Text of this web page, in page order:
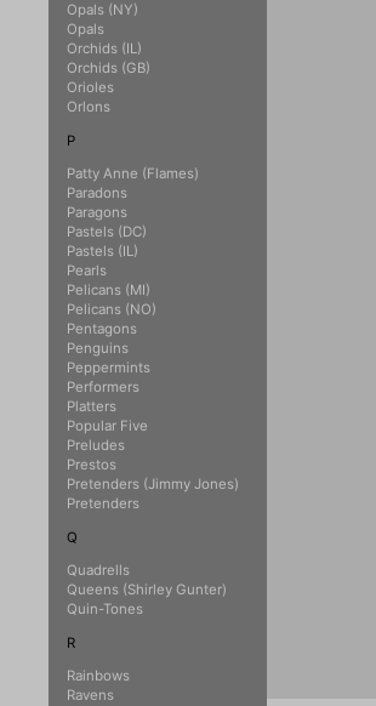
Opals (NY)
Opals
Orchids (IL)
Orchids (GB)
Orioles
Orlons
P
Patty Anne (Flames)
Paradons
Paragons
Pastels (DC)
Pastels (IL)
Pearls
Pelicans (MI)
Pelicans (NO)
Pentagons
Penguins
Peppermints
Performers
Platters
Popular Five
Preludes
Prestos
Pretenders (Jimmy Jones)
Pretenders
Q
Quadrells
Queens (Shirley Gunter)
Quin-Tones
R
Rainbows
Ravens